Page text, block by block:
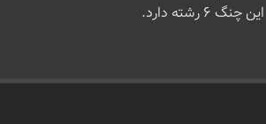
این چنگ ۶ رشته دارد.